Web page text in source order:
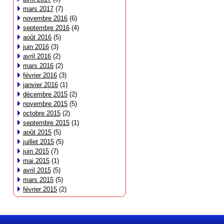
mars 2017 (7)
novembre 2016 (6)
septembre 2016 (4)
août 2016 (5)
juin 2016 (3)
avril 2016 (2)
mars 2016 (2)
février 2016 (3)
janvier 2016 (1)
décembre 2015 (2)
novembre 2015 (5)
octobre 2015 (2)
septembre 2015 (1)
août 2015 (5)
juillet 2015 (5)
juin 2015 (7)
mai 2015 (1)
avril 2015 (5)
mars 2015 (5)
février 2015 (2)